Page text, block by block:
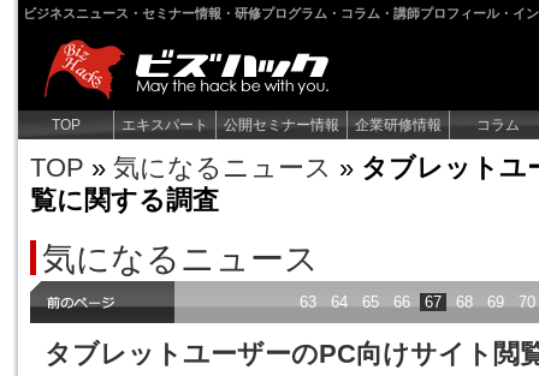
ビジネスニュース・セミナー情報・研修プログラム・コラム・講師プロフィール・イ
TOP エキスパート 公開セミナー情報 企業研修情報 コラム
TOP » 気になるニュース » タブレットユ
覧に関する調査
気になるニュース
63 64 65 66 67 68 69 70
タブレットユーザーのPC向けサイト閲